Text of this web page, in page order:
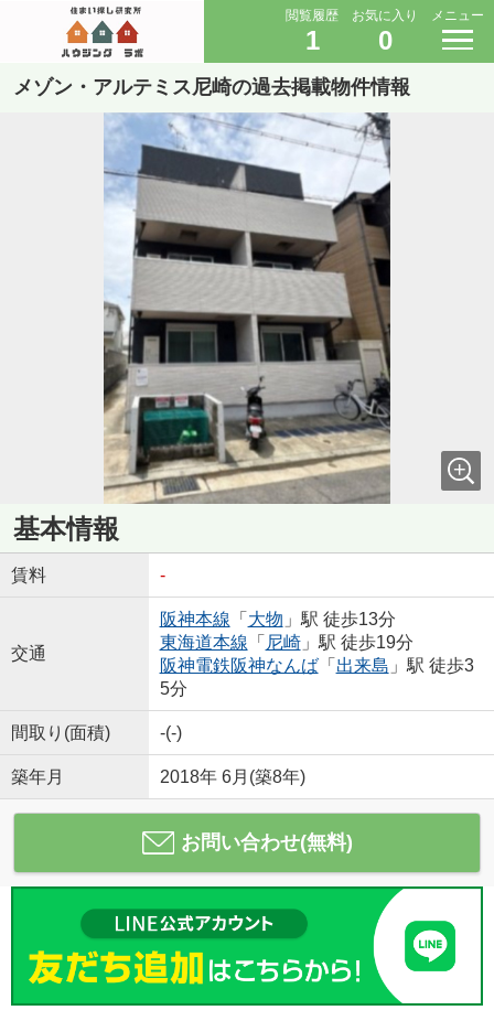
閲覧履歴
1
お気に入り
0
メニュー
メゾン・アルテミス尼崎の過去掲載物件情報
基本情報
賃料 -
交通
阪神本線 「 大物 」駅 徒歩13分
東海道本線 「 尼崎」駅 徒歩19分
阪神電鉄阪神なんば「 出来島 」駅 徒歩3
5分
間取り(面積) -(-)
築年月 2018年 6月(築8年)
お問い合わせ(無料)